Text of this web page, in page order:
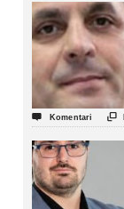
 Komentari 